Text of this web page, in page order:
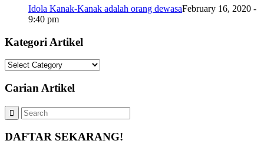
Idola Kanak-Kanak adalah orang dewasaFebruary 16, 2020 -
9:40 pm
Kategori Artikel
Kategori
Carian Artikel
DAFTAR SEKARANG!